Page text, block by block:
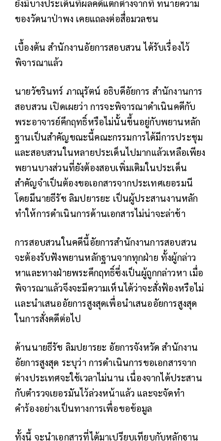
ยังมีบางประเด็นที่ผลคดีแตกต่างจากที่ ทนายความ
ของวัดนาป่าพง เคยแถลงต่อสื่อมวลชน
เบื้องต้น สำนักงานอัยการสอบสวน ได้รับเรื่องไว้
พิจารณาแล้ว
นายวัชรินทร์ ภาณุรัตน์ อธิบดีอัยการ สำนักงานการ
สอบสวน เปิดเผยว่า การจะพิจารณาดำเนินคดีกับ
พระอาจารย์คึกฤทธิ์หรือไม่นั้นขึ้นอยู่กับพยานหลัก
ฐานเป็นสำคัญขณะนี้คณะกรรมการได้มีการประชุม
และสอบสวนในหลายประเด็นไปมากแล้วเหลือเพียง
พยานบางส่วนที่ยังต้องสอบเพิ่มเติมในประเด็น
สำคัญจำเป็นต้องขอเอกสารจากประเทศเยอรมนี
โดยมีนายธีรัช ลิมปยารยะ เป็นผู้ประสานงานหลัก
ทำให้การดำเนินการด้านเอกสารไม่น่าจะล่าช้า
การสอบสวนในคดีนี้อัยการสำนักงานการสอบสวน
จะต้องรับฟังพยานหลักฐานจากทุกฝ่าย ทั้งผู้กล่าว
หาและทางฝ่ายพระคึกฤทธิ์ซึ่งเป็นผู้ถูกกล่าวหา เมื่อ
พิจารณาแล้วจึงจะมีความเห็นได้ว่าจะสั่งฟ้องหรือไม่
เเละนำเสนออัยการสูงสุดเพื่อนำเสนออัยการสูงสุด
ในการสั่งคดีต่อไป
ด้านนายธีรัช ลิมปยารยะ อัยการจังหวัด สำนักงาน
อัยการสูงสุด ระบุว่า การดำเนินการขอเอกสารจาก
ต่างประเทศจะใช้เวลาไม่นาน เนื่องจากได้ประสาน
กับตำรวจเยอรมันไว้ล่วงหน้าแล้ว และจะจัดทำ
คำร้องอย่างเป็นทางการเพื่อขอข้อมูล
ทั้งนี้ จะนำเอกสารที่ได้มาเปรียบเทียบกับหลักฐาน